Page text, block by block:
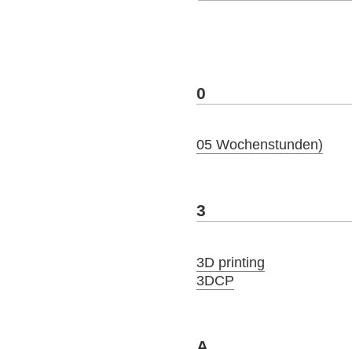
0
05 Wochenstunden)
3
3D printing
3DCP